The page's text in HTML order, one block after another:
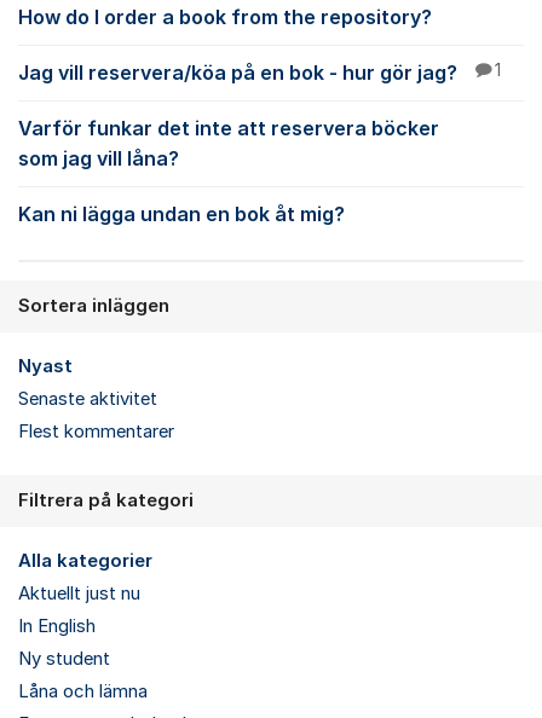
How do I order a book from the repository?
Jag vill reservera/köa på en bok - hur gör jag? 1
Varför funkar det inte att reservera böcker
som jag vill låna?
Kan ni lägga undan en bok åt mig?
Sortera inläggen
Nyast
Senaste aktivitet
Flest kommentarer
Filtrera på kategori
Alla kategorier
Aktuellt just nu
In English
Ny student
Låna och lämna